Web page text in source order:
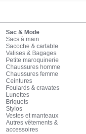
Sac & Mode
Sacs à main
Sacoche & cartable
Valises & Bagages
Petite maroquinerie
Chaussures homme
Chaussures femme
Ceintures
Foulards & cravates
Lunettes
Briquets
Stylos
Vestes et manteaux
Autres vêtements &
accessoires